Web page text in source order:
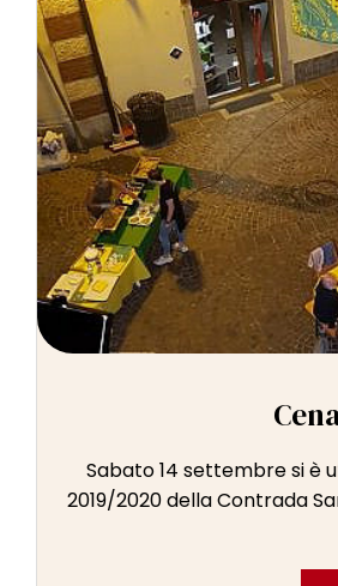
Sabato 14 settembre si è
2019/2020 della Contrada